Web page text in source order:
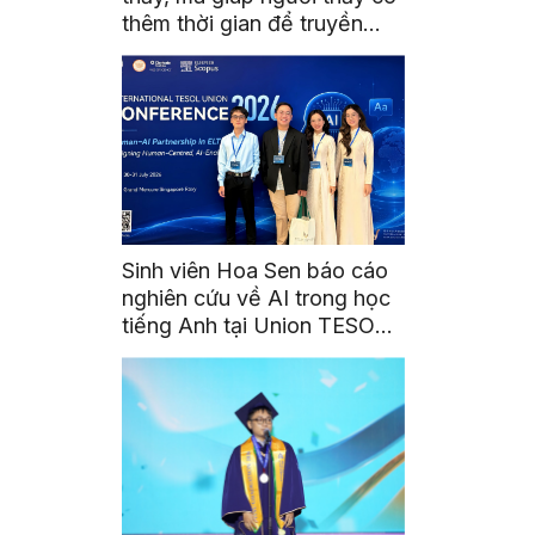
thêm thời gian để truyền
cảm hứng
Sinh viên Hoa Sen báo cáo
nghiên cứu về AI trong học
tiếng Anh tại Union TESOL
2026 ở Singapore